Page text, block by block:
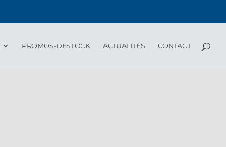
PROMOS-DESTOCK ACTUALITÉS CONTACT